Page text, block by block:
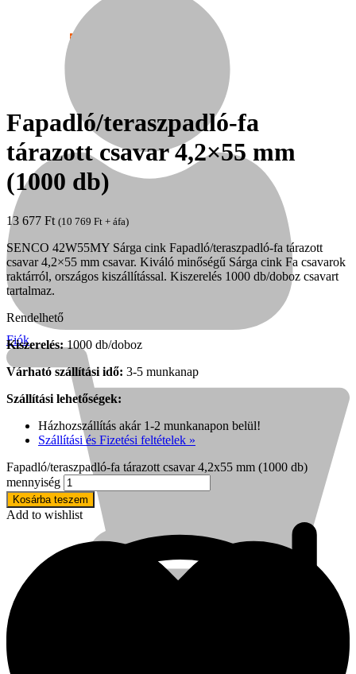
Népszerű!
Kihlberg
Fiók
Fapadló/teraszpadló-fa
tárazott csavar 4,2×55 mm
(1000 db)
13 677 Ft (10 769 Ft + áfa)
SENCO 42W55MY Sárga cink Fapadló/teraszpadló-fa tárazott
csavar 4,2×55 mm csavar. Kiváló minőségű Sárga cink Fa csavarok
raktárról, országos kiszállítással. Kiszerelés 1000 db/doboz csavart
tartalmaz.
Rendelhető
Kiszerelés:1000 db/doboz
Várható szállítási idő: 3-5 munkanap
Szállítási lehetőségek:
Házhozszállítás akár 1-2 munkanapon belül!
Szállítási és Fizetési feltételek »
Fapadló/teraszpadló-fa tárazott csavar 4,2x55 mm (1000 db)
mennyiség
Kosárba teszem
Add to wishlist